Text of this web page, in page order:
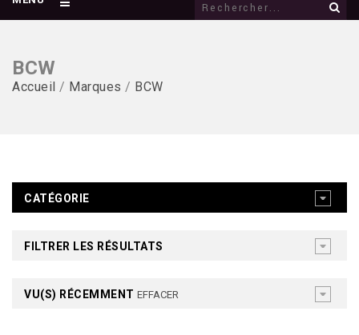
BCW
Accueil / Marques / BCW
CATÉGORIE
FILTRER LES RÉSULTATS
VU(S) RÉCEMMENT EFFACER